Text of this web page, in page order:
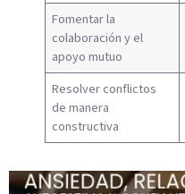
Fomentar la
colaboración y el
apoyo mutuo
Resolver conflictos
de manera
constructiva